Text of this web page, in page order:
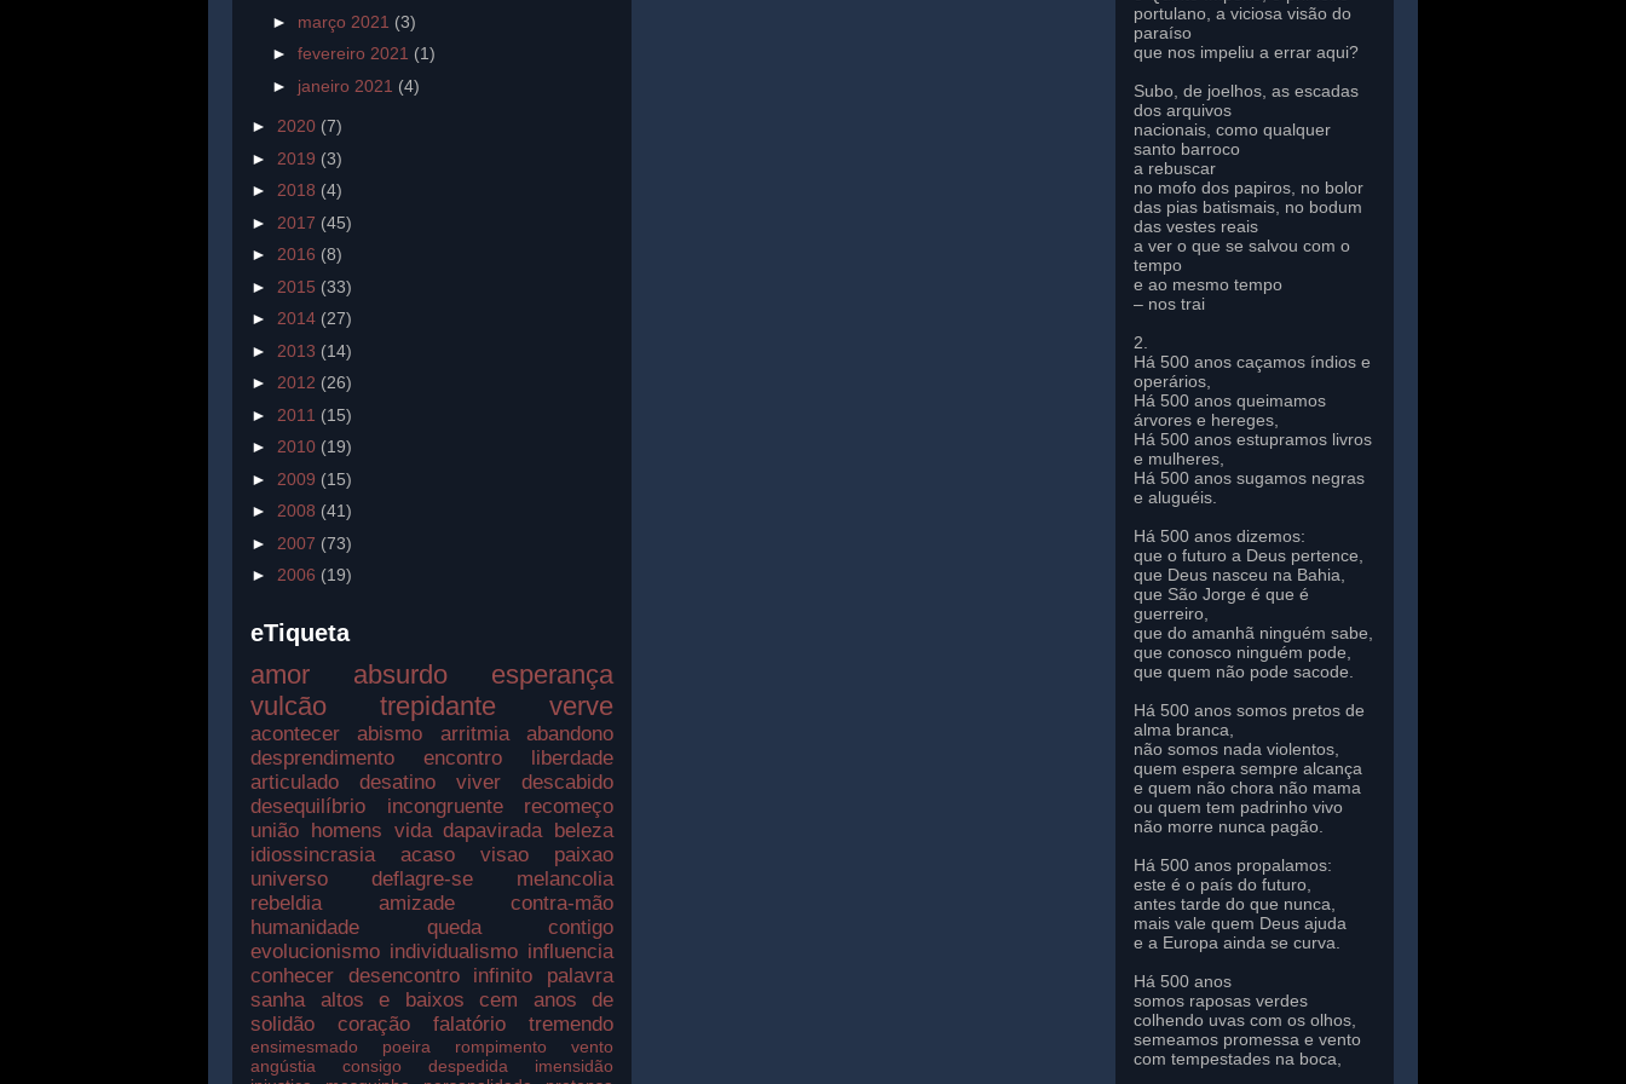
► março 2021 (3)
► fevereiro 2021 (1)
► janeiro 2021 (4)
► 2020 (7)
► 2019 (3)
► 2018 (4)
► 2017 (45)
► 2016 (8)
► 2015 (33)
► 2014 (27)
► 2013 (14)
► 2012 (26)
► 2011 (15)
► 2010 (19)
► 2009 (15)
► 2008 (41)
► 2007 (73)
► 2006 (19)
eTiqueta
amor absurdo
esperança
vulcão
trepidante verve
acontecer abismo arritmia
abandono
desprendimento
encontro
liberdade
articulado
desatino viver
descabido
desequilíbrio
incongruente
recomeço
união homens vida dapavirada beleza
idiossincrasia
acaso visao
paixao
universo
deflagre-se
melancolia
rebeldia
amizade
contra-mão
humanidade
queda
contigo
evolucionismo individualismo influencia
conhecer
desencontro infinito
palavra
sanha
altos e baixos
cem anos de
solidão
coração falatório tremendo
ensimesmado poeira rompimento
vento
angústia
consigo despedida
imensidão
portulano, a viciosa visão do
paraíso
que nos impeliu a errar aqui?
Subo, de joelhos, as escadas
dos arquivos
nacionais, como qualquer
santo barroco
a rebuscar
no mofo dos papiros, no bolor
das pias batismais, no bodum
das vestes reais
a ver o que se salvou com o
tempo
e ao mesmo tempo
– nos trai
2.
Há 500 anos caçamos índios e
operários,
Há 500 anos queimamos
árvores e hereges,
Há 500 anos estupramos livros
e mulheres,
Há 500 anos sugamos negras
e aluguéis.
Há 500 anos dizemos:
que o futuro a Deus pertence,
que Deus nasceu na Bahia,
que São Jorge é que é
guerreiro,
que do amanhã ninguém sabe,
que conosco ninguém pode,
que quem não pode sacode.
Há 500 anos somos pretos de
alma branca,
não somos nada violentos,
quem espera sempre alcança
e quem não chora não mama
ou quem tem padrinho vivo
não morre nunca pagão.
Há 500 anos propalamos:
este é o país do futuro,
antes tarde do que nunca,
mais vale quem Deus ajuda
e a Europa ainda se curva.
Há 500 anos
somos raposas verdes
colhendo uvas com os olhos,
semeamos promessa e vento
com tempestades na boca,